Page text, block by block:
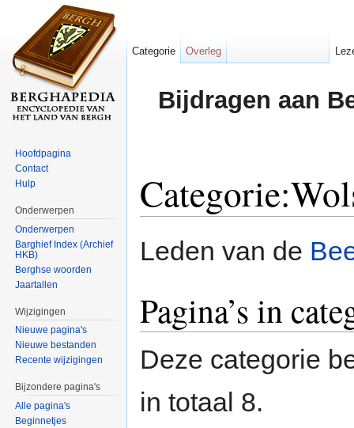
Bijdragen aan
Leden van de
Pagina’s in
Deze categorie
in totaal 8.
Categorie Overleg
Hoofdpagina
Contact
Hulp
Onderwerpen
Onderwerpen
Barghief Index (Archief
HKB)
Berghse woorden
Jaartallen
Wijzigingen
Nieuwe pagina's
Nieuwe bestanden
Recente wijzigingen
Bijzondere pagina's
Alle pagina's
Beginnetjes